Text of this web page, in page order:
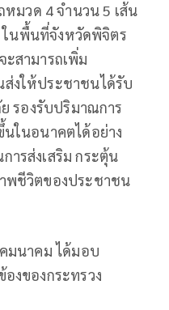
หมวด 4 จำนวน 5 เส้น
ในพื้นที่จังหวัดพิจิตร
ะสามารถเพิ่ม
งให้ประชาชนได้รับ
รองรับปริมาณการ
ในอนาคตได้อย่าง
ารส่งเสริม กระตุ้น
พชีวิตของประชาชน
มนาคม ได้มอบ
งของกระทรวง